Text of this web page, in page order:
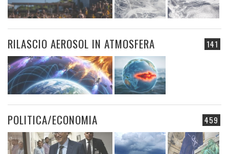
141
RILASCIO AEROSOL IN ATMOSFERA
459
POLITICA/ECONOMIA